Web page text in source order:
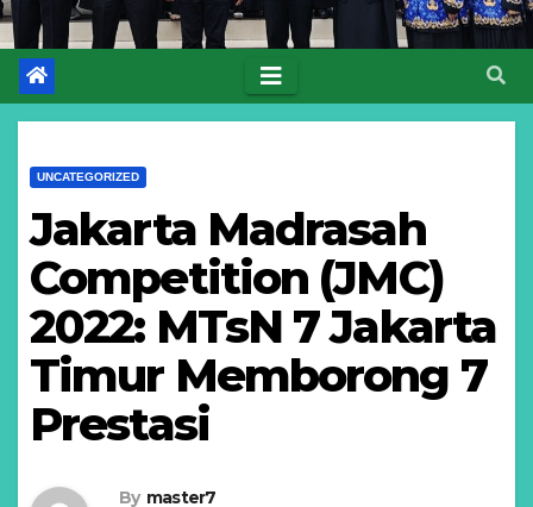
UNCATEGORIZED
Jakarta Madrasah
Competition (JMC)
2022: MTsN 7 Jakarta
Timur Memborong 7
Prestasi
By master7